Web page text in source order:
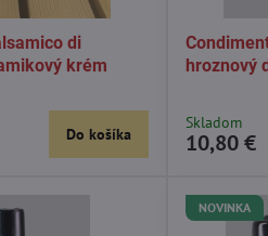
di
krém
Do košíka
hroznový
Skladom
10,80 €
NOVINKA